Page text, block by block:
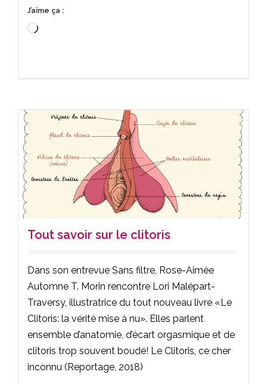
J’aime ça :
Chargement…
Tout savoir sur le clitoris
Dans son entrevue Sans filtre, Rose-Aimée
Automne T. Morin rencontre Lori Malépart-
Traversy, illustratrice du tout nouveau livre «Le
Clitoris: la vérité mise à nu». Elles parlent
ensemble d’anatomie, d’écart orgasmique et de
clitoris trop souvent boudé! Le Clitoris, ce cher
inconnu (Reportage, 2018)